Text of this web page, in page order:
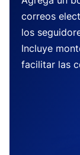
correos
los
Incluye
facilitar las